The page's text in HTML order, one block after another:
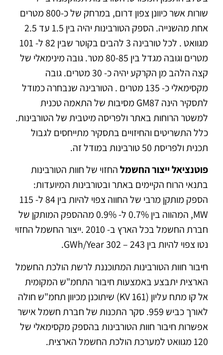
שורות אשר כיוונן צפון דרום, במרחק של כ-800 מטרים
אחת מהשנייה. הספק הטורבינות יהיה בין 1.5 עד 2.5
מגוואט . לכל טורבינה 3 להבים בקוטר שבין 82 ל- 101
מטרים וגובה מגדל בין 80-85 מטר. גובה מינימאלי של
קצה הלהב מן הקרקע יהיה כ- 30 מטרים. גובה
מקסימאלי כ- 135 מטרים . הטורבינה שנבחרה כמודל
לתסקיר הינה GM87 מסיבות של התאמה טכנית
למשטר הרוחות באתר ולפריסה מיטבית של הטורבינות.
כלל התשריטים והחיזויים בתסקיר מתייחסים לגבול
תכנית ולפריסת 50 טורבינות במודל זה.
פוטנציאל ייצור החשמלהחזוי של חוות הטורבינות
בתנאי הרוח הקיימים באתר ובטורבינות המיועדות:
הספק מותקן מרבי של החווה צפוי להיות בין 84 ל- 115
MW, המהווה בין 0.7% ל- 0.9% מההספק המותקן של
חברת החשמל בכל הארץ ב- 2010 .ייצור החשמל החזוי
נטו צפוי להיות בין 243 – 302 GWh/Year.
חיבור חוות הטורבינות המתוכננת לרשת הולכת החשמל
הארצית יתבצע באמצעות חיבור התחמ"ש המקומית
אל קו מתח עליון (KV 161) שיתוכנן מכיוון תחמ"ש חולה
לאורך כביש 959. סקר התכנות של חברת חשמל אישר
אפשרות חיבור חוות הטורבינות בהספק מקסימאלי של
120 מגוואט למערכת הולכת החשמל הארצית.